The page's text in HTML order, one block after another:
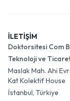
İLETİŞİM
Doktorsitesi Com
Teknoloji ve
Maslak Mah. Ahi
Kat Kolektif House
İstanbul, Türkiye